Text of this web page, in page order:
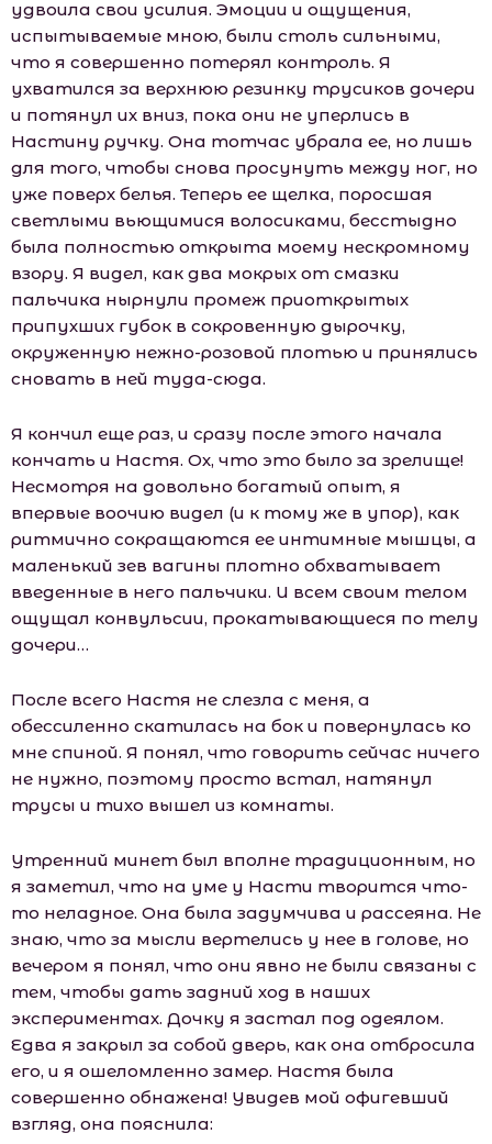
удвоила свои усилия. Эмоции и ощущения,
испытываемые мною, были столь сильными,
что я совершенно потерял контроль. Я
ухватился за верхнюю резинку трусиков дочери
и потянул их вниз, пока они не уперлись в
Настину ручку. Она тотчас убрала ее, но лишь
для того, чтобы снова просунуть между ног, но
уже поверх белья. Теперь ее щелка, поросшая
светлыми вьющимися волосиками, бесстыдно
была полностью открыта моему нескромному
взору. Я видел, как два мокрых от смазки
пальчика нырнули промеж приоткрытых
припухших губок в сокровенную дырочку,
окруженную нежно-розовой плотью и принялись
сновать в ней туда-сюда.
Я кончил еще раз, и сразу после этого начала
кончать и Настя. Ох, что это было за зрелище!
Несмотря на довольно богатый опыт, я
впервые воочию видел (и к тому же в упор), как
ритмично сокращаются ее интимные мышцы, а
маленький зев вагины плотно обхватывает
введенные в него пальчики. И всем своим телом
ощущал конвульсии, прокатывающиеся по телу
дочери…
После всего Настя не слезла с меня, а
обессиленно скатилась на бок и повернулась ко
мне спиной. Я понял, что говорить сейчас ничего
не нужно, поэтому просто встал, натянул
трусы и тихо вышел из комнаты.
Утренний минет был вполне традиционным, но
я заметил, что на уме у Насти творится что-
то неладное. Она была задумчива и рассеяна. Не
знаю, что за мысли вертелись у нее в голове, но
вечером я понял, что они явно не были связаны с
тем, чтобы дать задний ход в наших
экспериментах. Дочку я застал под одеялом.
Едва я закрыл за собой дверь, как она отбросила
его, и я ошеломленно замер. Настя была
совершенно обнажена! Увидев мой офигевший
взгляд, она пояснила: